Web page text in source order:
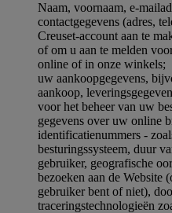
Naam, voornaam, e-
contactgegevens (adres,
Creuset-account aan te
of om u aan te melden
online of in onze winkels;
uw aankoopgegevens,
aankoop,
voor het beheer van uw
gegevens over uw online
identificatienummers -
besturingssysteem, duur
gebruiker, geografische
bezoeken aan de Website
gebruiker bent of niet),
traceringstechnologieën